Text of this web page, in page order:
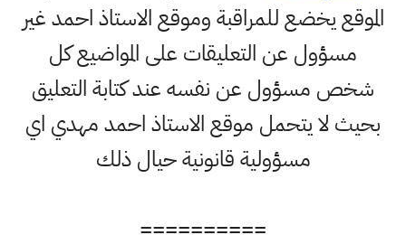
الموقع يخضع للمراقبة وموقع الاستاذ احمد غير
مسؤول عن التعليقات على المواضيع كل
شخص مسؤول عن نفسه عند كتابة التعليق
بحيث لا يتحمل موقع الاستاذ احمد مهدي اي
مسؤولية قانونية حيال ذلك